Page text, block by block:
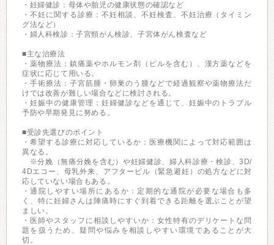
・妊婦健診：母体や胎児の健康状態の確認など
・不妊に関する診療：不妊相談、不妊検査、不妊治療（タイミン
グ法など）
・婦人科検診：子宮頸がん検診、子宮体がん検査など
■主な治療法
・薬物療法：鎮痛薬やホルモン剤（ピルを含む）、漢方薬などを
症状に応じて用いる。
・手術療法：子宮筋腫・卵巣のう腫などで経過観察や薬物療法だ
けでは改善が難しい場合などに検討される。
・妊娠中の健康管理：妊婦健診などを通じて、妊娠中のトラブル
予防や早期発見に努める。
■受診先選びのポイント
・希望する診療に対応しているか：医療機関によって対応範囲は
異なる。
※分娩（無痛分娩を含む）や妊婦健診、婦人科診療・検診、3D/
4Dエコー、母乳外来、アフターピル（緊急避妊）の処方などに対
応していない場合もある。
・通院しやすい場所にあるか：定期的な通院が必要な場合も多
く、特に妊婦さんは陣痛時にすぐ到着できる距離を選ぶことが望
ましい。
・医師やスタッフに相談しやすいか：女性特有のデリケートな問
題を扱うため、疑問や悩みを相談しやすい環境であることが大
切。